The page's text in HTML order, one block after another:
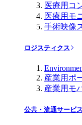
医療用コ
医療用モ
手術映像
ロジスティクス
産業用ポ
産業用モ
公共・流通サービス